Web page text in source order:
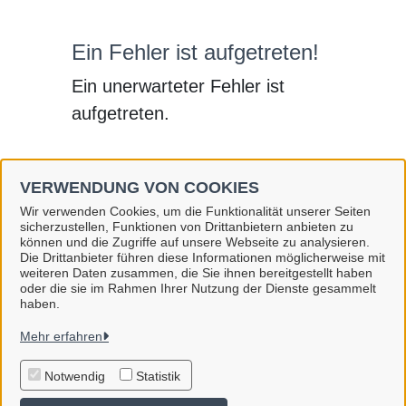
VERWENDUNG VON COOKIES
Wir verwenden Cookies, um die Funktionalität unserer Seiten
sicherzustellen, Funktionen von Drittanbietern anbieten zu
können und die Zugriffe auf unsere Webseite zu analysieren.
Die Drittanbieter führen diese Informationen möglicherweise mit
weiteren Daten zusammen, die Sie ihnen bereitgestellt haben
oder die sie im Rahmen Ihrer Nutzung der Dienste gesammelt
haben.
Mehr erfahren
Notwendig Statistik
Ein Fehler ist aufgetreten!
Ein unerwarteter Fehler ist
aufgetreten.
Stadt Hennigsdorf
Alle Rechte vorbehalten
Impressum